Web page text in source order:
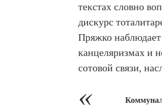
текстах словно
дискурс
Пряжко наблюдает
канцеляризмах и
сотовой связи,